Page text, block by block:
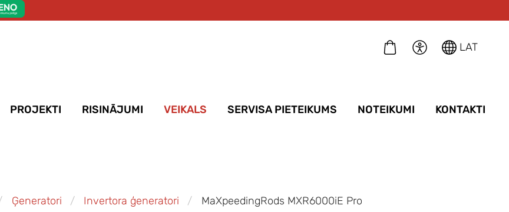
PROJEKTI RISINĀJUMI VEIKALS SERVISA PIETEIKUMS NOTEIKUMI KONTAKTI
LAT
Ģeneratori Invertora ģeneratori MaXpeedingRods MXR6000iE Pro